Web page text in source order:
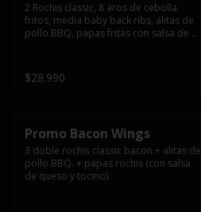
2 Rochis classic, 8 aros de cebolla
fritos, media baby back ribs, alitas de
pollo BBQ, papas fritas con salsa de
$28.990
Promo Bacon Wings
3 doble rochis classic bacon + alitas de
pollo BBQ. + papas rochis (con salsa
de queso y tocino).